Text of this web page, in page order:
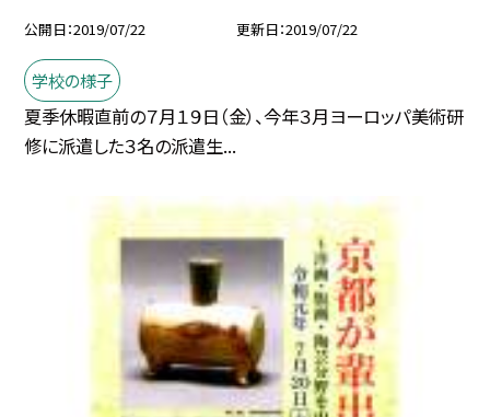
公開日 2019/07/22 更新日 2019/07/22
学校の様子
夏季休暇直前の７月１９日（金）、今年３月ヨーロッパ美術研
修に派遣した３名の派遣生...